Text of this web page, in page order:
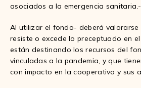
asociados a la emergencia sanitaria.-
Al utilizar el fondo- deberá valorarse
resiste o excede lo preceptuado en
están destinando los recursos del
vinculadas a la pandemia, y que
con impacto en la cooperativa y sus